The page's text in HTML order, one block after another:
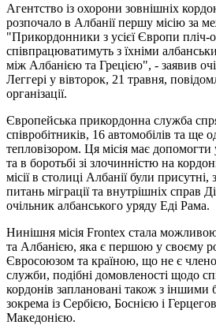
Агентство із охорони зовнішніх
розпочало в Албанії першу місію за
"Прикордонники з усієї Європи пліч-
співпрацюватимуть з їхніми
між Албанією та Грецією", - заявив
Леггері у вівторок, 21 травня,
організації.
Європейська прикордонна служба
співробітників, 16 автомобілів та ще
тепловізором. Ця місія має
та в боротьбі зі злочинністю на
місії в столиці Албанії були присутні,
питань міграції та внутрішніх справ
очільник албанського уряду Еді Рама.
Нинішня місія Frontex стала
та Албанією, яка є першою у своєму
Євросоюзом та країною, що не є
служби, подібні домовленості щодо
кордонів заплановані також з іншими
зокрема із Сербією, Боснією і
Македонією.